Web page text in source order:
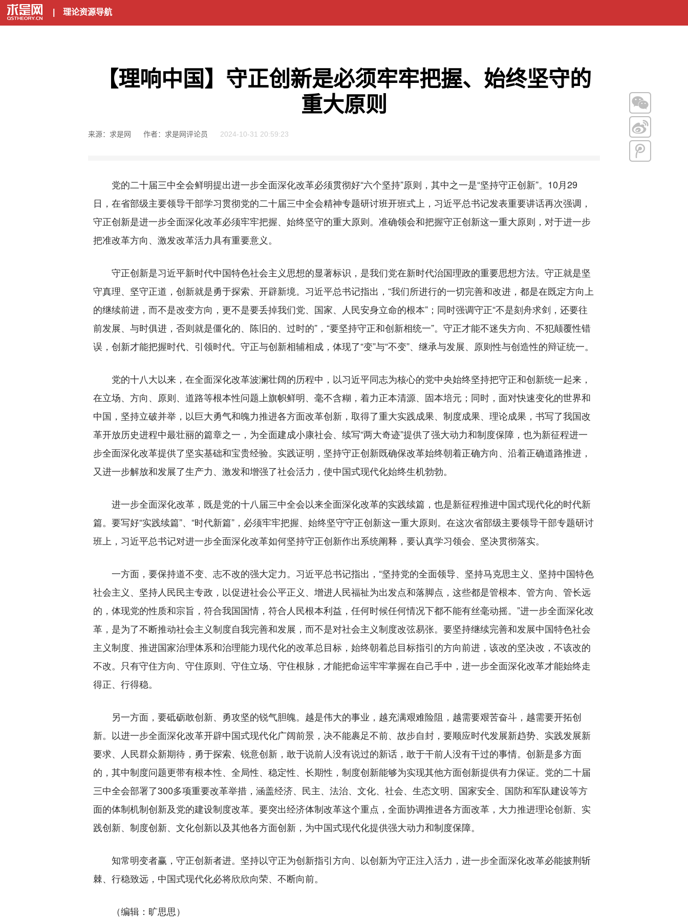
理论资源导航
【理响中国】守正创新是必须牢牢把握、始终坚守的
重大原则
来源：求是网 作者：求是网评论员 2024-10-31 20:59:23
党的二十届三中全会鲜明提出进一步全面深化改革必须贯彻好“六个坚持”原则，其中之一是“坚持守正创新”。10月29
日，在省部级主要领导干部学习贯彻党的二十届三中全会精神专题研讨班开班式上，习近平总书记发表重要讲话再次强调，
守正创新是进一步全面深化改革必须牢牢把握、始终坚守的重大原则。准确领会和把握守正创新这一重大原则，对于进一步
把准改革方向、激发改革活力具有重要意义。
守正创新是习近平新时代中国特色社会主义思想的显著标识，是我们党在新时代治国理政的重要思想方法。守正就是坚
守真理、坚守正道，创新就是勇于探索、开辟新境。习近平总书记指出，“我们所进行的一切完善和改进，都是在既定方向上
的继续前进，而不是改变方向，更不是要丢掉我们党、国家、人民安身立命的根本”；同时强调守正“不是刻舟求剑，还要往
前发展、与时俱进，否则就是僵化的、陈旧的、过时的”，“要坚持守正和创新相统一”。守正才能不迷失方向、不犯颠覆性错
误，创新才能把握时代、引领时代。守正与创新相辅相成，体现了“变”与“不变”、继承与发展、原则性与创造性的辩证统一。
党的十八大以来，在全面深化改革波澜壮阔的历程中，以习近平同志为核心的党中央始终坚持把守正和创新统一起来，
在立场、方向、原则、道路等根本性问题上旗帜鲜明、毫不含糊，着力正本清源、固本培元；同时，面对快速变化的世界和
中国，坚持立破并举，以巨大勇气和魄力推进各方面改革创新，取得了重大实践成果、制度成果、理论成果，书写了我国改
革开放历史进程中最壮丽的篇章之一，为全面建成小康社会、续写“两大奇迹”提供了强大动力和制度保障，也为新征程进一
步全面深化改革提供了坚实基础和宝贵经验。实践证明，坚持守正创新既确保改革始终朝着正确方向、沿着正确道路推进，
又进一步解放和发展了生产力、激发和增强了社会活力，使中国式现代化始终生机勃勃。
进一步全面深化改革，既是党的十八届三中全会以来全面深化改革的实践续篇，也是新征程推进中国式现代化的时代新
篇。要写好“实践续篇”、“时代新篇”，必须牢牢把握、始终坚守守正创新这一重大原则。在这次省部级主要领导干部专题研讨
班上，习近平总书记对进一步全面深化改革如何坚持守正创新作出系统阐释，要认真学习领会、坚决贯彻落实。
一方面，要保持道不变、志不改的强大定力。习近平总书记指出，“坚持党的全面领导、坚持马克思主义、坚持中国特色
社会主义、坚持人民民主专政，以促进社会公平正义、增进人民福祉为出发点和落脚点，这些都是管根本、管方向、管长远
的，体现党的性质和宗旨，符合我国国情，符合人民根本利益，任何时候任何情况下都不能有丝毫动摇。”进一步全面深化改
革，是为了不断推动社会主义制度自我完善和发展，而不是对社会主义制度改弦易张。要坚持继续完善和发展中国特色社会
主义制度、推进国家治理体系和治理能力现代化的改革总目标，始终朝着总目标指引的方向前进，该改的坚决改，不该改的
不改。只有守住方向、守住原则、守住立场、守住根脉，才能把命运牢牢掌握在自己手中，进一步全面深化改革才能始终走
得正、行得稳。
另一方面，要砥砺敢创新、勇攻坚的锐气胆魄。越是伟大的事业，越充满艰难险阻，越需要艰苦奋斗，越需要开拓创
新。以进一步全面深化改革开辟中国式现代化广阔前景，决不能裹足不前、故步自封，要顺应时代发展新趋势、实践发展新
要求、人民群众新期待，勇于探索、锐意创新，敢于说前人没有说过的新话，敢于干前人没有干过的事情。创新是多方面
的，其中制度问题更带有根本性、全局性、稳定性、长期性，制度创新能够为实现其他方面创新提供有力保证。党的二十届
三中全会部署了300多项重要改革举措，涵盖经济、民主、法治、文化、社会、生态文明、国家安全、国防和军队建设等方
面的体制机制创新及党的建设制度改革。要突出经济体制改革这个重点，全面协调推进各方面改革，大力推进理论创新、实
践创新、制度创新、文化创新以及其他各方面创新，为中国式现代化提供强大动力和制度保障。
知常明变者赢，守正创新者进。坚持以守正为创新指引方向、以创新为守正注入活力，进一步全面深化改革必能披荆斩
棘、行稳致远，中国式现代化必将欣欣向荣、不断向前。
（编辑：旷思思）